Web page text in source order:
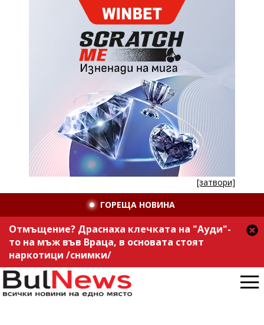
[затвори]
ГОРЕЩА НОВИНА
Отмъщение? Драснаха клечката на "Ауди"-
то на мъж във Враца, в основата стоят
наркотици /снимки/